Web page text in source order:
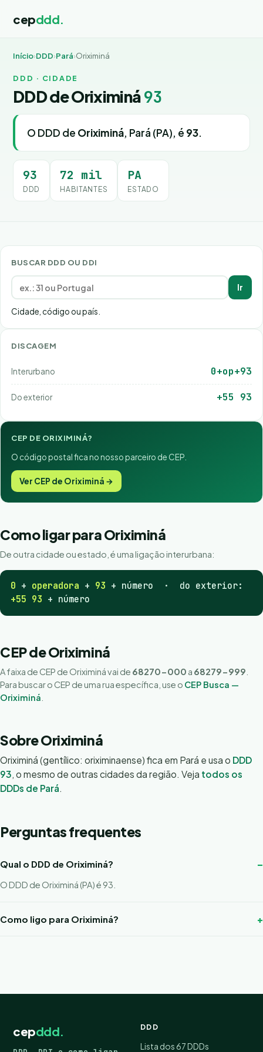
cepddd.
Início›DDD›Pará›Oriximiná
DDD · CIDADE
DDD de Oriximiná93
O DDD de Oriximiná, Pará (PA), é 93.
93
DDD
72 mil
HABITANTES
PA
ESTADO
BUSCAR DDD OU DDI
Ir
Cidade, código ou país.
DISCAGEM
Interurbano 0+op+93
Do exterior +55 93
CEP DE ORIXIMINÁ?
O código postal fica no nosso parceiro de CEP.
Ver CEP de Oriximiná →
Como ligar para Oriximiná
De outra cidade ou estado, é uma ligação interurbana:
0 + operadora + 93 + número · do exterior:
+55 93 + número
CEP de Oriximiná
A faixa de CEP de Oriximiná vai de 68270-000 a 68279-999
Para buscar o CEP de uma rua específica, use o CEP Busca —
Oriximiná
Sobre Oriximiná
Oriximiná (gentílico: oriximinaense) fica em Pará e usa o DDD
93, o mesmo de outras cidades da região. Veja todos os
DDDs de Pará.
Perguntas frequentes
Qual o DDD de Oriximiná?
O DDD de Oriximiná (PA) é 93.
Como ligo para Oriximiná?
cepddd. DDD
Lista dos 67 DDDs